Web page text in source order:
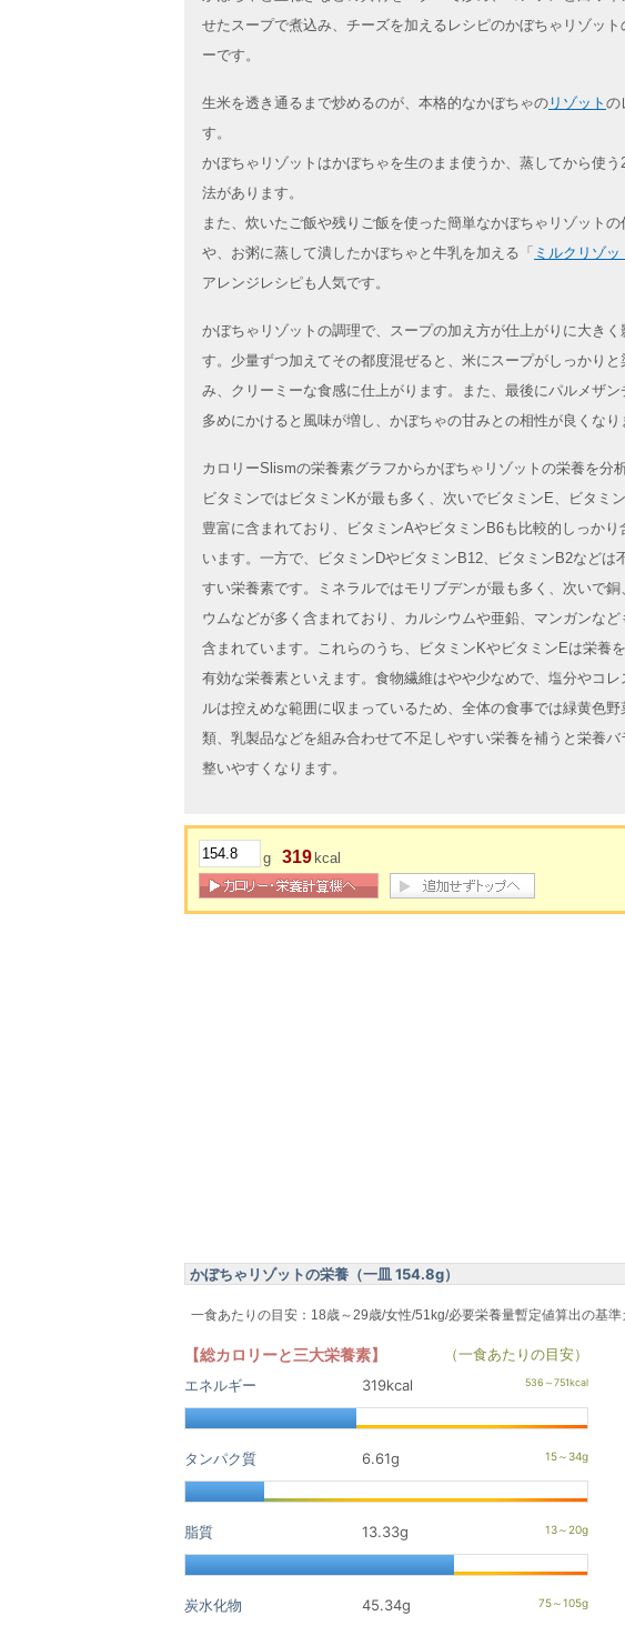
せたスープで煮込み、チーズを加えるレシピのかぼちゃリゾット
ーです。
生米を透き通るまで炒めるのが、本格的なかぼちゃの リゾット の
す。
かぼちゃリゾットはかぼちゃを生のまま使うか、蒸してから使う
法があります。
また、炊いたご飯や残りご飯を使った簡単なかぼちゃリゾットの
や、お粥に蒸して潰したかぼちゃと牛乳を加える「 ミルクリゾッ
アレンジレシピも人気です。
かぼちゃリゾットの調理で、スープの加え方が仕上がりに大きく
す。少量ずつ加えてその都度混ぜると、米にスープがしっかりと
み、クリーミーな食感に仕上がります。また、最後にパルメザン
多めにかけると風味が増し、かぼちゃの甘みとの相性が良くなり
カロリーSlismの栄養素グラフからかぼちゃリゾットの栄養を分析
ビタミンではビタミンKが最も多く、次いでビタミンE、ビタミ
豊富に含まれており、ビタミンAやビタミンB6も比較的しっかり
います。一方で、ビタミンDやビタミンB12、ビタミンB2などは
すい栄養素です。ミネラルではモリブデンが最も多く、次いで銅
ウムなどが多く含まれており、カルシウムや亜鉛、マンガンなど
含まれています。これらのうち、ビタミンKやビタミンEは栄養
有効な栄養素といえます。食物繊維はやや少なめで、塩分やコレ
ルは控えめな範囲に収まっているため、全体の食事では緑黄色野
類、乳製品などを組み合わせて不足しやすい栄養を補うと栄養バ
整いやすくなります。
g 319 kcal
かぼちゃリゾットの栄養（一皿 154.8g）
一食あたりの目安：18歳～29歳/女性/51kg/必要栄養量暫定値算出の基
【総カロリーと三大栄養素】
（一食あたりの目安）
エネルギー
319kcal
タンパク質 6.61g
脂質 13.33g
炭水化物 45.34g